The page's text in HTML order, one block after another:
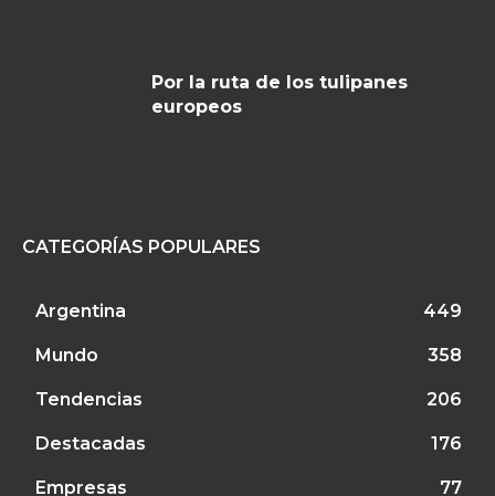
Por la ruta de los tulipanes
europeos
CATEGORÍAS POPULARES
Argentina 449
Mundo 358
Tendencias 206
Destacadas 176
Empresas 77